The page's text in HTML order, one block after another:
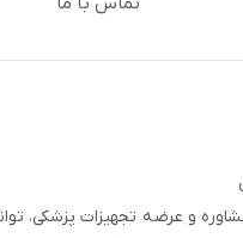
و عرضه تجهیزات پزشکی،